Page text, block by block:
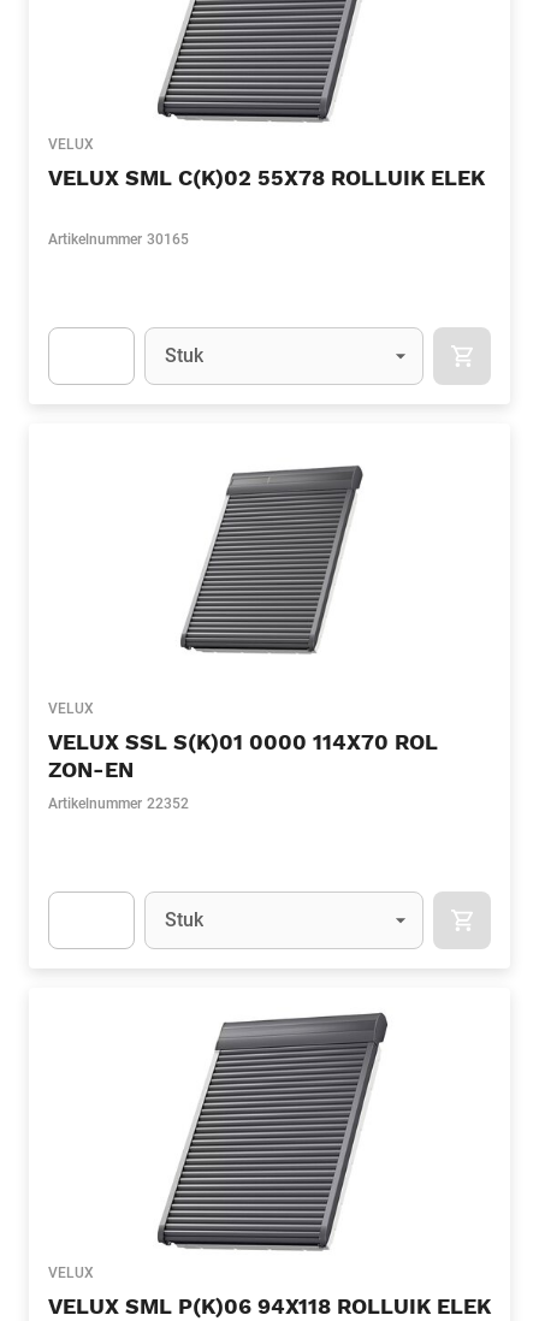
VELUX
VELUX SML C(K)02 55X78 ROLLUIK ELEK
Artikelnummer 30165
Eenheid
Stuk
VELUX
VELUX SSL S(K)01 0000 114X70 ROL
ZON-EN
Artikelnummer 22352
Eenheid
Stuk
VELUX
VELUX SML P(K)06 94X118 ROLLUIK ELEK